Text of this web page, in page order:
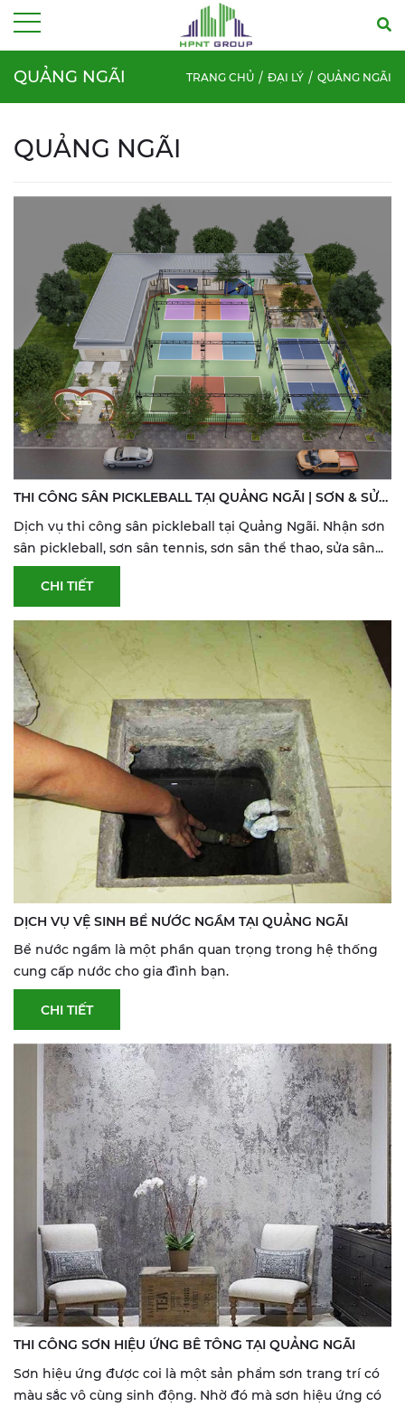
QUẢNG NGÃI TRANG CHỦ ĐẠI LÝ QUẢNG NGÃI
QUẢNG NGÃI
THI CÔNG SÂN PICKLEBALL TẠI QUẢNG NGÃI | SƠN & SỬA
SÂN THỂ THAO
Dịch vụ thi công sân pickleball tại Quảng Ngãi. Nhận sơn
sân pickleball, sơn sân tennis, sơn sân thể thao, sửa sân...
CHI TIẾT
DỊCH VỤ VỆ SINH BỂ NƯỚC NGẦM TẠI QUẢNG NGÃI
Bể nước ngầm là một phần quan trọng trong hệ thống
cung cấp nước cho gia đình bạn.
CHI TIẾT
THI CÔNG SƠN HIỆU ỨNG BÊ TÔNG TẠI QUẢNG NGÃI
Sơn hiệu ứng được coi là một sản phẩm sơn trang trí có
màu sắc vô cùng sinh động. Nhờ đó mà sơn hiệu ứng có